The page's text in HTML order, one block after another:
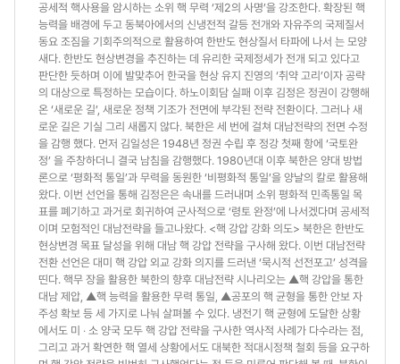
공세적 핵사용을 암시하는 소위 핵 무력 ‘제2의 사명’을 강조한다. 확장된 핵
능력을 배경에 두고 동북아에서의 신냉전적 갈등 전개와 자유주의 국제질서
동요 조짐을 기회주의적으로 활용하여 한반도 현상질서 타파에 나서 는 모양
새다. 한반도 현상변경을 추진하는 데 유리한 국제정세가 전개 되고 있다고
판단한 듯하며 이에 발맞추어 한국을 현상 유지 진영의 ‘취약 고리’이자 공략
의 대상으로 특정하는 모습이다. 하노이회담 실패 이후 김정은 정권이 강행해
온 ‘새로운 길’, 새로운 정책 기조가 전면에 부각된 전략 전환이다. 그러나 새
로운 길은 기실 그리 새롭지 않다. 북한은 세 번에 걸쳐 대남전략의 전면 수정
을 감행 했다. 먼저 김일성은 1948년 정권 수립 후 정강 첫째 항에 ‘국토완
정’ 을 주창하더니 결국 남침을 감행했다. 1980년대 이후 북한은 양대 방법
론으로 ‘평화적 통일’과 무력을 동원한 ‘비평화적 통일’을 양날의 칼로 활용해
왔다. 이번 선언을 통해 김정은은 속내를 드러내며 소위 평화적 민족통일 목
표를 폐기하고 과거로 회귀하여 군사적으로 ‘령토 완정’에 나서겠다며 공세적
이며 모험적인 대남전략을 들고나왔다. <핵 강압 강화 의도> 북한은 한반도
현상변경 목표 달성을 위해 대남 핵 강압 전략을 구사해 왔다. 이번 대남전략
전환 선언은 대미 핵 강압 외교 강화 의지를 드러낸 ‘묵시적 선전포고’ 성격을
띤다. 핵무 장을 활용한 북한의 향후 대남전략 시나리오는 ▲핵 강압을 통한
대남 제압, ▲핵 능력을 활용한 무력 통일, ▲공포의 핵 균형을 통한 안보 자
주성 확보 등 세 가지로 나눠 살펴볼 수 있다. 냉전기 핵 균형에 도달한 상황
에서도 미 ‧ 소 양국 모두 핵 강압 전략을 구사한 역사적 사례가 다수라는 점,
그리고 과거 확연한 핵 열세 상황에서도 대북한 적대시정책 철회 등을 요구하